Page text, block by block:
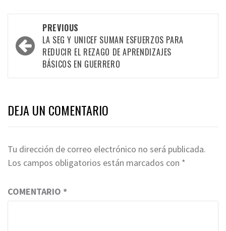
navigation
PREVIOUS
LA SEG Y UNICEF SUMAN ESFUERZOS PARA
REDUCIR EL REZAGO DE APRENDIZAJES
BÁSICOS EN GUERRERO
DEJA UN COMENTARIO
Tu dirección de correo electrónico no será publicada.
Los campos obligatorios están marcados con *
COMENTARIO *